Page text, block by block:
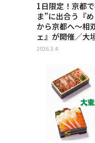
1日限定！京都
ま”に出合う『
から京都へ～相
ェ』が開催／大
2026.3.4